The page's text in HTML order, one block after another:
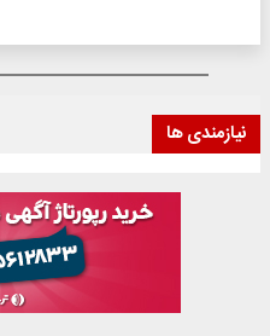
نیازمندی ها